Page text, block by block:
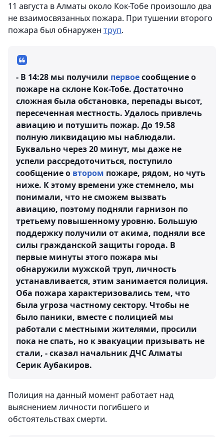
11 августа в Алматы около Кок-Тобе произошло два
не взаимосвязанных пожара. При тушении второго
пожара был обнаружен труп.
- В 14:28 мы получили первоесообщение о
пожаре на склоне Кок-Тобе. Достаточно
сложная была обстановка, перепады высот,
пересеченная местность. Удалось привлечь
авиацию и потушить пожар. До 19.58
полную ликвидацию мы наблюдали.
Буквально через 20 минут, мы даже не
успели рассредоточиться, поступило
сообщение о втором пожаре, рядом, но чуть
ниже. К этому времени уже стемнело, мы
понимали, что не сможем вызвать
авиацию, поэтому подняли гарнизон по
третьему повышенному уровню. Большую
поддержку получили от акима, подняли все
силы гражданской защиты города. В
первые минуты этого пожара мы
обнаружили мужской труп, личность
устанавливается, этим занимается полиция.
Оба пожара характеризовались тем, что
была угроза частному сектору. Чтобы не
было паники, вместе с полицией мы
работали с местными жителями, просили
пока не спать, но к эвакуации призывать не
стали, - сказал начальник ДЧС Алматы
Серик Аубакиров.
Полиция на данный момент работает над
выяснением личности погибшего и
обстоятельствах смерти.